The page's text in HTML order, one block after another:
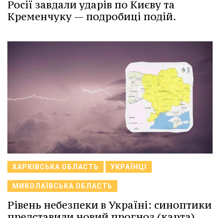
Росії завдали ударів по Києву та
Кременчуку — подробиці подій.
ХАРКІВСЬКА ОБЛАСТЬ УКРАЇНЦІ
МИКОЛАЇВСЬКА ОБЛАСТЬ
Рівень небезпеки в Україні: синоптики